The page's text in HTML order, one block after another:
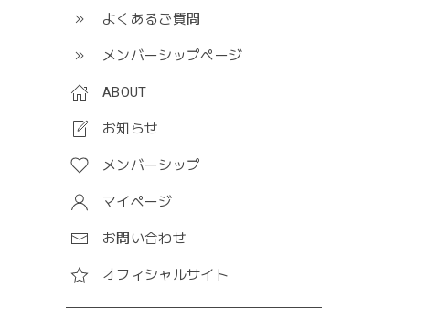
よくあるご質問
メンバーシップページ
ABOUT
お知らせ
メンバーシップ
マイページ
お問い合わせ
オフィシャルサイト